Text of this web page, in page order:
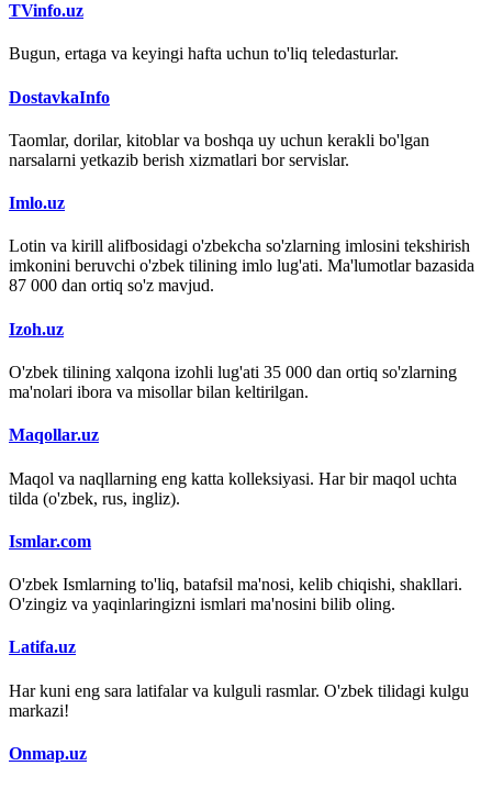
TVinfo.uz
Bugun, ertaga va keyingi hafta uchun to'liq teledasturlar.
DostavkaInfo
Taomlar, dorilar, kitoblar va boshqa uy uchun kerakli bo'lgan
narsalarni yetkazib berish xizmatlari bor servislar.
Imlo.uz
Lotin va kirill alifbosidagi o'zbekcha so'zlarning imlosini tekshirish
imkonini beruvchi o'zbek tilining imlo lug'ati. Ma'lumotlar bazasida
87 000 dan ortiq so'z mavjud.
Izoh.uz
O'zbek tilining xalqona izohli lug'ati 35 000 dan ortiq so'zlarning
ma'nolari ibora va misollar bilan keltirilgan.
Maqollar.uz
Maqol va naqllarning eng katta kolleksiyasi. Har bir maqol uchta
tilda (o'zbek, rus, ingliz).
Ismlar.com
O'zbek Ismlarning to'liq, batafsil ma'nosi, kelib chiqishi, shakllari.
O'zingiz va yaqinlaringizni ismlari ma'nosini bilib oling.
Latifa.uz
Har kuni eng sara latifalar va kulguli rasmlar. O'zbek tilidagi kulgu
markazi!
Onmap.uz